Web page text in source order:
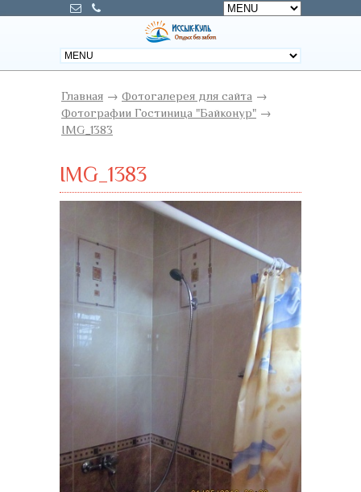
Главная → Фотогалерея для сайта →
Фотографии Гостиница "Байконур" →
IMG_1383
IMG_1383